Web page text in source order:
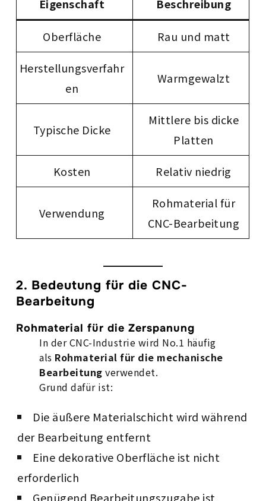
Eigenschaft Beschreibung
Oberfläche Rau und matt
Herstellungsverfahr
en
Warmgewalzt
Typische Dicke
Mittlere bis dicke
Platten
Kosten Relativ niedrig
Verwendung
Rohmaterial für
CNC-Bearbeitung
2. Bedeutung für die CNC-
Bearbeitung
Rohmaterial für die Zerspanung
In der CNC-Industrie wird No.1 häufig
als Rohmaterial für die mechanische
Bearbeitung verwendet.
Grund dafür ist:
Die äußere Materialschicht wird während
der Bearbeitung entfernt
Eine dekorative Oberfläche ist nicht
erforderlich
Genügend Bearbeitungszugabe ist